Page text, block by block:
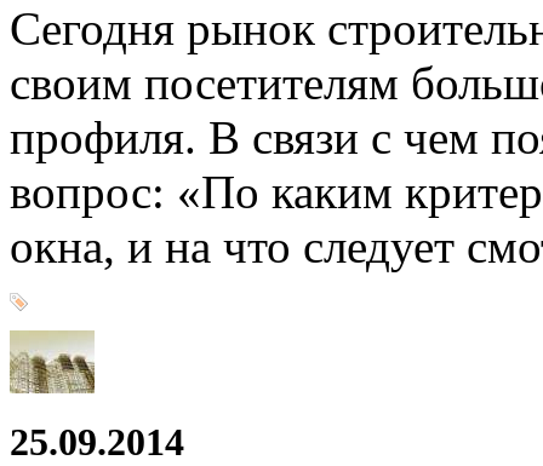
Сегодня рынок
своим посетителям
профиля. В связи с чем
вопрос: «По каким
окна, и на что следует
25.09.2014